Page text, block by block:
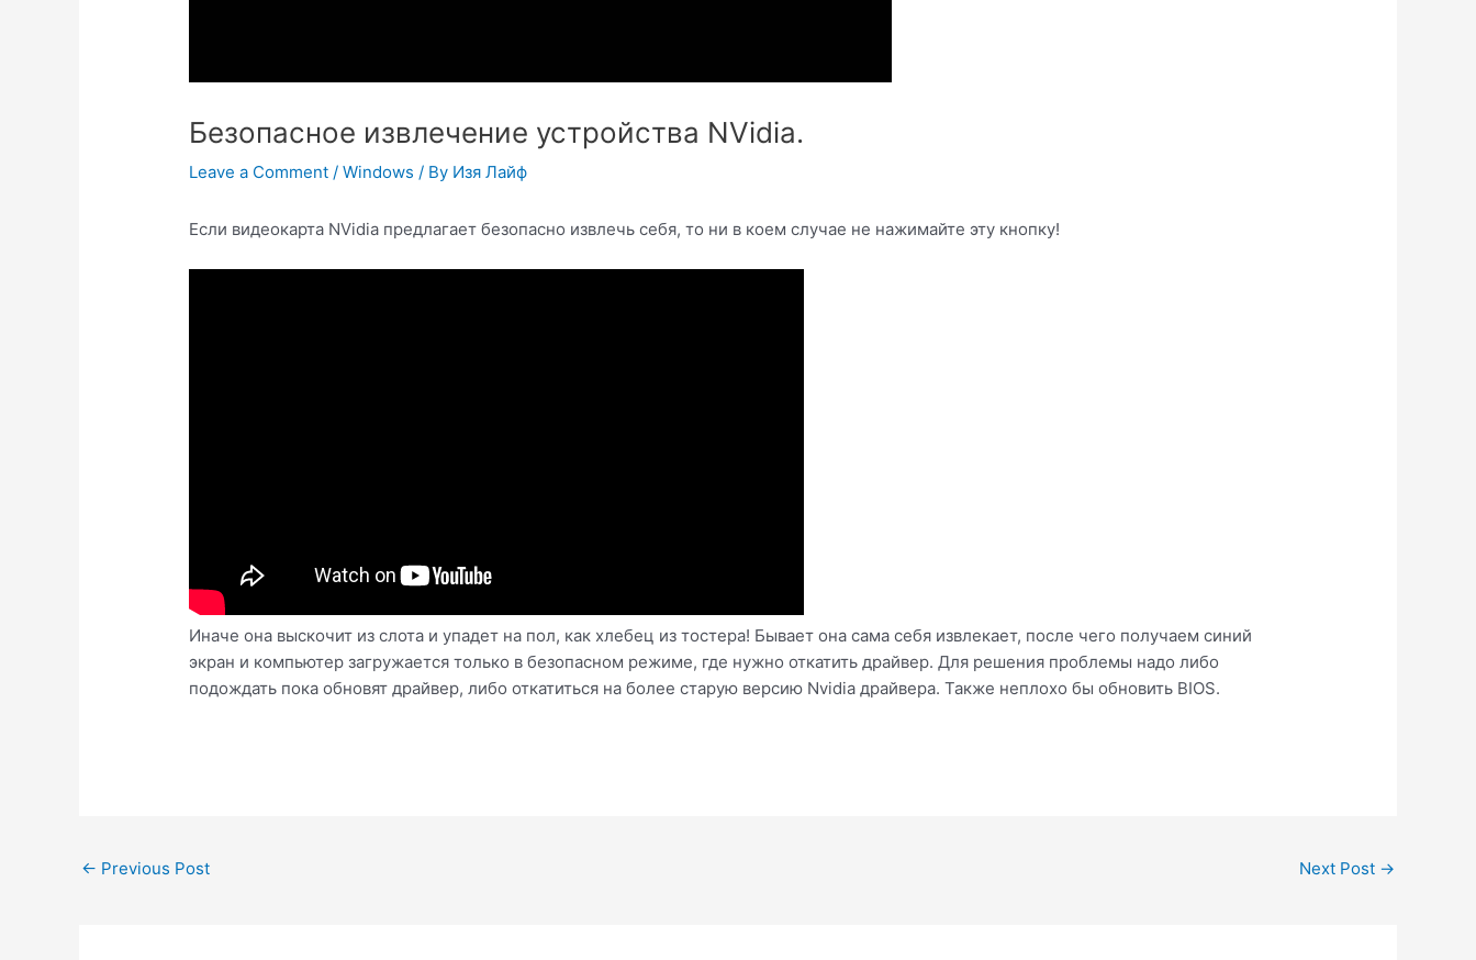
Безопасное извлечение устройства NVidia.
Leave a Comment /Windows / By Изя Лайф
Если видеокарта NVidia предлагает безопасно извлечь себя, то ни в коем случае не нажимайте эту кнопку!
Иначе она выскочит из слота и упадет на пол, как хлебец из тостера! Бывает она сама себя извлекает, после чего получаем синий
экран и компьютер загружается только в безопасном режиме, где нужно откатить драйвер. Для решения проблемы надо либо
подождать пока обновят драйвер, либо откатиться на более старую версию Nvidia драйвера. Также неплохо бы обновить BIOS.
Post
← Previous Post Next Post →